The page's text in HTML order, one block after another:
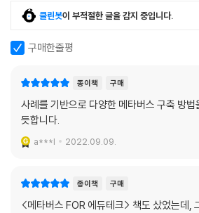
클린봇이 부적절한 글을 감지 중입니다.
구매한줄평
종이책 구매
사례를 기반으로 다양한 메타버스 구축 방법
듯합니다.
a***l 2022.09.09.
종이책 구매
<메타버스 FOR 에듀테크> 책도 샀었는데,